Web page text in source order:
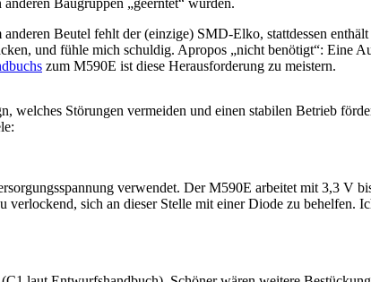
Baugruppen „geerntet“ wurden.
Beutel fehlt der (einzige) SMD-Elko, stattdessen
und fühle mich schuldig. Apropos „nicht benötigt“: Eine
zum M590E ist diese Herausforderung zu meistern.
welches Störungen vermeiden und einen stabilen Betrieb
verwendet. Der M590E arbeitet mit 3,3 V
sich an dieser Stelle mit einer Diode zu behelfen.